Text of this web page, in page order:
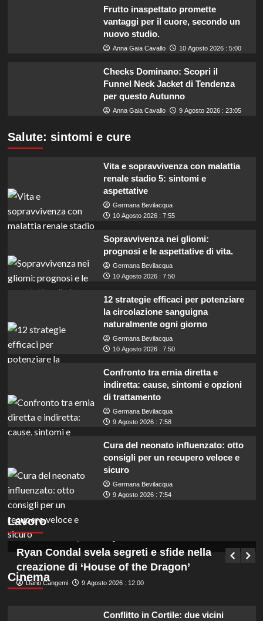
Frutto inaspettato promette
vantaggi per il cuore, secondo un
nuovo studio.
Anna Gaia Cavallo 10 Agosto 2026 : 5:00
Checks Dominano: Scopri il
Funnel Neck Jacket di Tendenza
per questo Autunno
Anna Gaia Cavallo 9 Agosto 2026 : 23:05
Salute: sintomi e cure
Vita e sopravvivenza con malattia
renale stadio 5: sintomi e
aspettative
Germana Bevilacqua
10 Agosto 2026 : 7:55
Sopravvivenza nei gliomi:
prognosi e le aspettative di vita.
Germana Bevilacqua
10 Agosto 2026 : 7:50
12 strategie efficaci per potenziare
la circolazione sanguigna
naturalmente ogni giorno
Germana Bevilacqua
10 Agosto 2026 : 7:50
Confronto tra ernia diretta e
indiretta: cause, sintomi e opzioni
di trattamento
Germana Bevilacqua
9 Agosto 2026 : 7:58
Cura del neonato influenzato: otto
consigli per un recupero veloce e
sicuro
Germana Bevilacqua
9 Agosto 2026 : 7:54
Lavoro
Pordenone cerca manutentori: concorso per
assunzioni a tempo indeterminato, scopri i
dettagli!
Germana Bevilacqua
Cinema
Ryan Condal svela segreti e sfide nella
creazione di ‘House of the Dragon’
Dario Cangemi 9 Agosto 2026 : 12:00
Conflitto in Cortile: due vicini